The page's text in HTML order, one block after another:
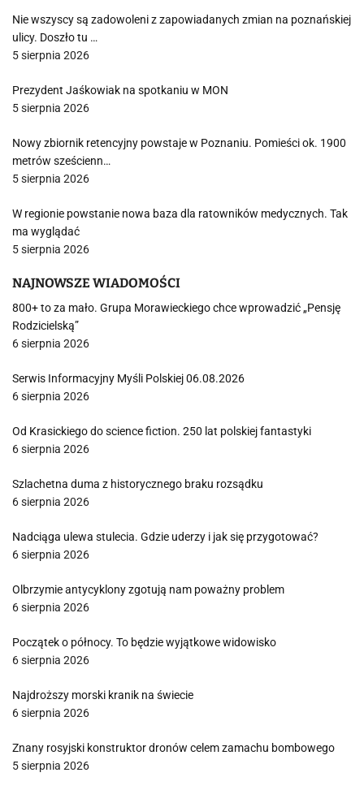
Nie wszyscy są zadowoleni z zapowiadanych zmian na poznańskiej
ulicy. Doszło tu …
5 sierpnia 2026
Prezydent Jaśkowiak na spotkaniu w MON
5 sierpnia 2026
Nowy zbiornik retencyjny powstaje w Poznaniu. Pomieści ok. 1900
metrów sześcienn…
5 sierpnia 2026
W regionie powstanie nowa baza dla ratowników medycznych. Tak
ma wyglądać
5 sierpnia 2026
NAJNOWSZE WIADOMOŚCI
800+ to za mało. Grupa Morawieckiego chce wprowadzić „Pensję
Rodzicielską”
6 sierpnia 2026
Serwis Informacyjny Myśli Polskiej 06.08.2026
6 sierpnia 2026
Od Krasickiego do science fiction. 250 lat polskiej fantastyki
6 sierpnia 2026
Szlachetna duma z historycznego braku rozsądku
6 sierpnia 2026
Nadciąga ulewa stulecia. Gdzie uderzy i jak się przygotować?
6 sierpnia 2026
Olbrzymie antycyklony zgotują nam poważny problem
6 sierpnia 2026
Początek o północy. To będzie wyjątkowe widowisko
6 sierpnia 2026
Najdroższy morski kranik na świecie
6 sierpnia 2026
Znany rosyjski konstruktor dronów celem zamachu bombowego
5 sierpnia 2026